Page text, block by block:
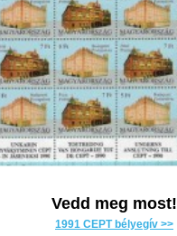
Vedd meg most!
1991 CEPT bélyegív >>